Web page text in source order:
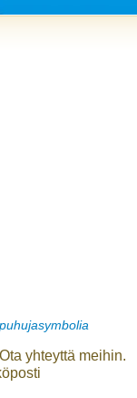
yhteyttä meihin.